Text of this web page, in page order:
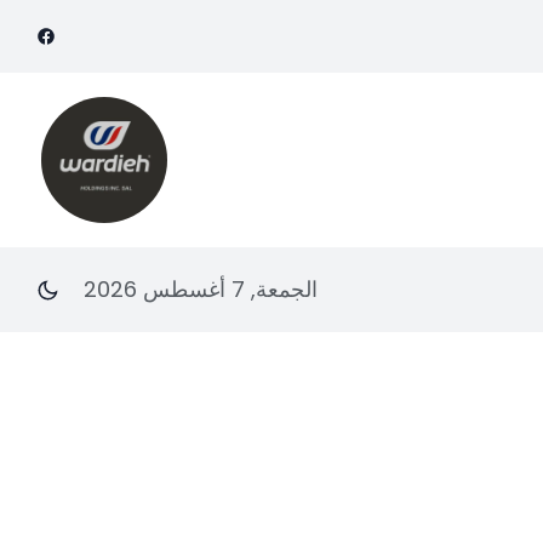
الجمعة, 7 أغسطس 2026